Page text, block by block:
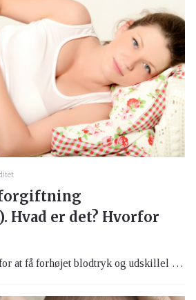
Hvad er det? Hvorfor
Gravide har en risiko for at få forhøjet blodtryk og udskillel af æggehvidestof i urinen. Denne tilstand kaldes svangerskabsforgiftning (præeklampsi). Det eer sjældent at gravide kvinder får svangerskabsforgiftning. Symptomerne kommer oftest sidst i graviditeten.